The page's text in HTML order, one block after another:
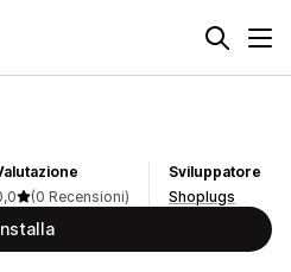
(0 Recensioni)
Sviluppatore
Shoplugs